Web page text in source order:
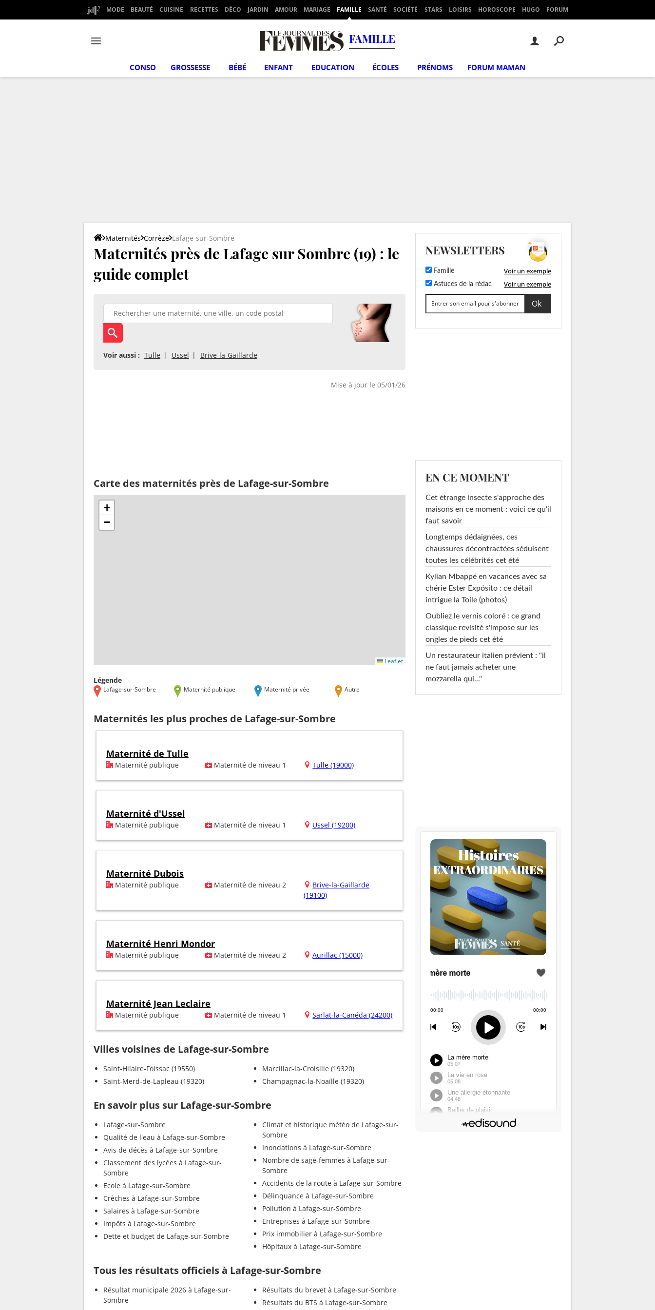
MODE BEAUTÉ CUISINE RECETTES DÉCO JARDIN AMOUR MARIAGE FAMILLE SANTÉ SOCIÉTÉ STARS LOISIRS HOROSCOPE HUGO FORUM
FAMILLE
CONSO GROSSESSE BÉBÉ ENFANT EDUCATION ÉCOLES PRÉNOMS FORUM MAMAN
Maternités Corrèze Lafage-sur-Sombre
Maternités près de Lafage sur Sombre (19) : le
guide complet
Voir aussi : Tulle Ussel Brive-la-Gaillarde
Mise à jour le 05/01/26
Carte des maternités près de Lafage-sur-Sombre
+
−
Leaflet
Légende
Lafage-sur-Sombre Maternité publique Maternité privée Autre
Maternités les plus proches de Lafage-sur-Sombre
Maternité de Tulle
Maternité publique Maternité de niveau 1 Tulle (19000)
Maternité d'Ussel
Maternité publique Maternité de niveau 1 Ussel (19200)
Maternité Dubois
Maternité publique Maternité de niveau 2
Brive-la-Gaillarde
(19100)
Maternité Henri Mondor
Maternité publique Maternité de niveau 2 Aurillac (15000)
Maternité Jean Leclaire
Maternité publique Maternité de niveau 1 Sarlat-la-Canéda (24200)
Villes voisines de Lafage-sur-Sombre
Saint-Hilaire-Foissac (19550)
Saint-Merd-de-Lapleau (19320)
Marcillac-la-Croisille (19320)
Champagnac-la-Noaille (19320)
En savoir plus sur Lafage-sur-Sombre
Lafage-sur-Sombre
Qualité de l'eau à Lafage-sur-Sombre
Avis de décès à Lafage-sur-Sombre
Classement des lycées à Lafage-sur-
Sombre
Ecole à Lafage-sur-Sombre
Crèches à Lafage-sur-Sombre
Salaires à Lafage-sur-Sombre
Impôts à Lafage-sur-Sombre
Dette et budget de Lafage-sur-Sombre
Climat et historique météo de Lafage-sur-
Sombre
Inondations à Lafage-sur-Sombre
Nombre de sage-femmes à Lafage-sur-
Sombre
Accidents de la route à Lafage-sur-Sombre
Délinquance à Lafage-sur-Sombre
Pollution à Lafage-sur-Sombre
Entreprises à Lafage-sur-Sombre
Prix immobilier à Lafage-sur-Sombre
Hôpitaux à Lafage-sur-Sombre
Tous les résultats officiels à Lafage-sur-Sombre
Résultat municipale 2026 à Lafage-sur-
Sombre
Résultats du brevet à Lafage-sur-Sombre
Résultats du BTS à Lafage-sur-Sombre
NEWSLETTERS
Famille Voir un exemple
Astuces de la rédac Voir un exemple
EN CE MOMENT
Cet étrange insecte s'approche des
maisons en ce moment : voici ce qu'il
faut savoir
Longtemps dédaignées, ces
chaussures décontractées séduisent
toutes les célébrités cet été
Kylian Mbappé en vacances avec sa
chérie Ester Expósito : ce détail
intrigue la Toile (photos)
Oubliez le vernis coloré : ce grand
classique revisité s'impose sur les
ongles de pieds cet été
Un restaurateur italien prévient : "il
ne faut jamais acheter une
mozzarella qui..."